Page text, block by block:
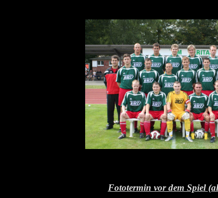
Fototermin vor dem Spiel